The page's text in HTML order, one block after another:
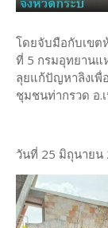
โดยจับมือกับเขต
ที่ 5 กรมอุทยานแ
ลุยแก้ปัญหาลิงเพื่
ชุมชนท่ากรวด อ.
วันที่ 25 มิถุนายน